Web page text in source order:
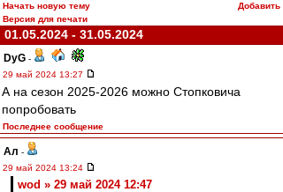
Начать новую тему
Добавить
Версия для печати
01.05.2024 - 31.05.2024
DyG -
29 май 2024 13:27
А на сезон 2025-2026 можно Стопковича
попробовать
Последнее сообщение
Ал -
29 май 2024 13:24
wod » 29 май 2024 12:47